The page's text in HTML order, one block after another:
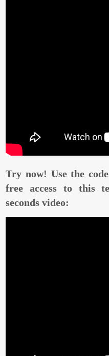
Try now! Use the
free access to this
seconds video: